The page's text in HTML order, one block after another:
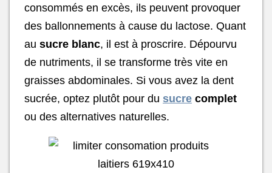
consommés en excès, ils peuvent provoquer
des ballonnements à cause du lactose. Quant
au sucre blanc, il est à proscrire. Dépourvu
de nutriments, il se transforme très vite en
graisses abdominales. Si vous avez la dent
sucrée, optez plutôt pour du sucre complet
ou des alternatives naturelles.